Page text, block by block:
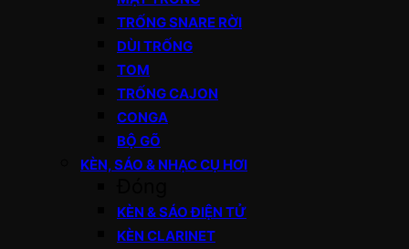
TRỐNG SNARE RỜI
DÙI TRỐNG
TOM
TRỐNG CAJON
CONGA
BỘ GÕ
KÈN, SÁO & NHẠC CỤ HƠI
KÈN & SÁO ĐIỆN TỬ
KÈN CLARINET